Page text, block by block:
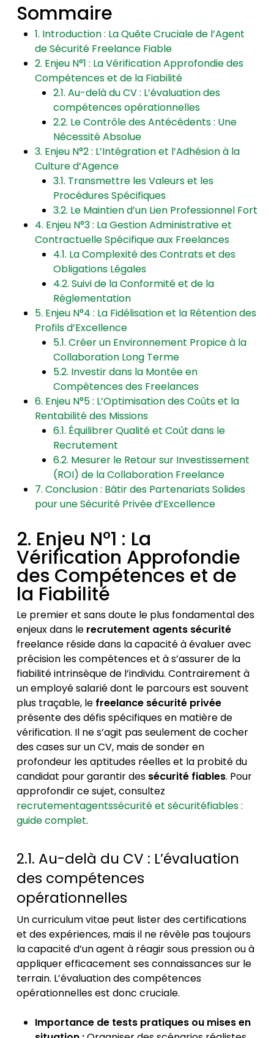
Sommaire
1. Introduction : La Quête Cruciale de l’Agent
de Sécurité Freelance Fiable
2. Enjeu N°1 : La Vérification Approfondie des
Compétences et de la Fiabilité
2.1. Au-delà du CV : L’évaluation des
compétences opérationnelles
2.2. Le Contrôle des Antécédents : Une
Nécessité Absolue
3. Enjeu N°2 : L’Intégration et l’Adhésion à la
Culture d’Agence
3.1. Transmettre les Valeurs et les
Procédures Spécifiques
3.2. Le Maintien d’un Lien Professionnel Fort
4. Enjeu N°3 : La Gestion Administrative et
Contractuelle Spécifique aux Freelances
4.1. La Complexité des Contrats et des
Obligations Légales
4.2. Suivi de la Conformité et de la
Réglementation
5. Enjeu N°4 : La Fidélisation et la Rétention des
Profils d’Excellence
5.1. Créer un Environnement Propice à la
Collaboration Long Terme
5.2. Investir dans la Montée en
Compétences des Freelances
6. Enjeu N°5 : L’Optimisation des Coûts et la
Rentabilité des Missions
6.1. Équilibrer Qualité et Coût dans le
Recrutement
6.2. Mesurer le Retour sur Investissement
(ROI) de la Collaboration Freelance
7. Conclusion : Bâtir des Partenariats Solides
pour une Sécurité Privée d’Excellence
2. Enjeu N°1 : La
Vérification Approfondie
des Compétences et de
la Fiabilité
Le premier et sans doute le plus fondamental des
enjeux dans le recrutement agents sécurité
freelance réside dans la capacité à évaluer avec
précision les compétences et à s’assurer de la
fiabilité intrinsèque de l’individu. Contrairement à
un employé salarié dont le parcours est souvent
plus traçable, le freelance sécurité privée
présente des défis spécifiques en matière de
vérification. Il ne s’agit pas seulement de cocher
des cases sur un CV, mais de sonder en
profondeur les aptitudes réelles et la probité du
candidat pour garantir des sécurité fiables. Pour
approfondir ce sujet, consultez
recrutementagentssécurité et sécuritéfiables :
guide complet.
2.1. Au-delà du CV : L’évaluation
des compétences
opérationnelles
Un curriculum vitae peut lister des certifications
et des expériences, mais il ne révèle pas toujours
la capacité d’un agent à réagir sous pression ou à
appliquer efficacement ses connaissances sur le
terrain. L’évaluation des compétences
opérationnelles est donc cruciale.
Importance de tests pratiques ou mises en